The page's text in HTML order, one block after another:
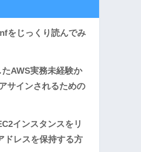
をじっくり読んでみ
AWS実務未経験か
サインされるための
インスタンスをリ
ドレスを保持する方